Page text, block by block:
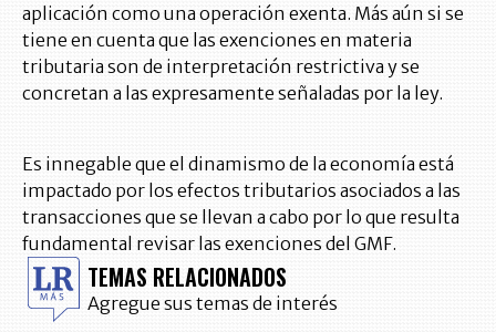
aplicación como una operación exenta. Más aún si se
tiene en cuenta que las exenciones en materia
tributaria son de interpretación restrictiva y se
concretan a las expresamente señaladas por la ley.
Es innegable que el dinamismo de la economía está
impactado por los efectos tributarios asociados a las
transacciones que se llevan a cabo por lo que resulta
fundamental revisar las exenciones del GMF.
TEMAS RELACIONADOS
Agregue sus temas de interés